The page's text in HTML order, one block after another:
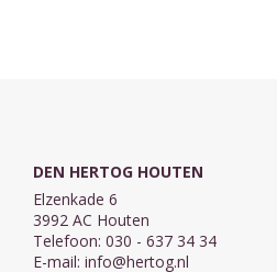
DEN HERTOG HOUTEN
Elzenkade 6
3992 AC Houten
Telefoon: 030 - 637 34 34
E-mail: info@hertog.nl